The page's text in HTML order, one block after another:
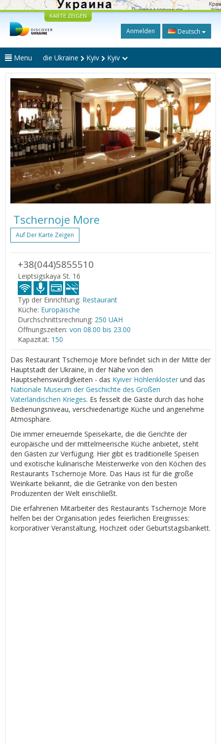
KARTE ZEIGEN
Anmelden Deutsch
Menu die Ukraine Kyiv Kyiv
Tschernoje More
Auf Der Karte Zeigen
+38(044)5855510
Leiptsigskaya St. 16
Typ der Einrichtung: Restaurant
Küche: Europäische
Durchschnittsrechnung: 250 UAH
Öffnungszeiten: von 08.00 bis 23.00
Kapazität: 150
Das Restaurant Tschernoje More befindet sich in der Mitte der
Hauptstadt der Ukraine, in der Nähe von den
Hauptsehenswürdigkeiten - das Kyiver Höhlenkloster und das
Nationale Museum der Geschichte des Großen
Vaterländischen Krieges. Es fesselt die Gäste durch das hohe
Bedienungsniveau, verschiedenartige Küche und angenehme
Atmosphäre.
Die immer erneuernde Speisekarte, die die Gerichte der
europäische und der mittelmeerische Küche anbietet, steht
den Gästen zur Verfügung. Hier gibt es traditionelle Speisen
und exotische kulinarische Meisterwerke von den Köchen des
Restaurants Tschernoje More. Das Haus ist für die große
Weinkarte bekannt, die die Getränke von den besten
Produzenten der Welt einschließt.
Die erfahrenen Mitarbeiter des Restaurants Tschernoje More
helfen bei der Organisation jedes feierlichen Ereignisses:
korporativer Veranstaltung, Hochzeit oder Geburtstagsbankett.